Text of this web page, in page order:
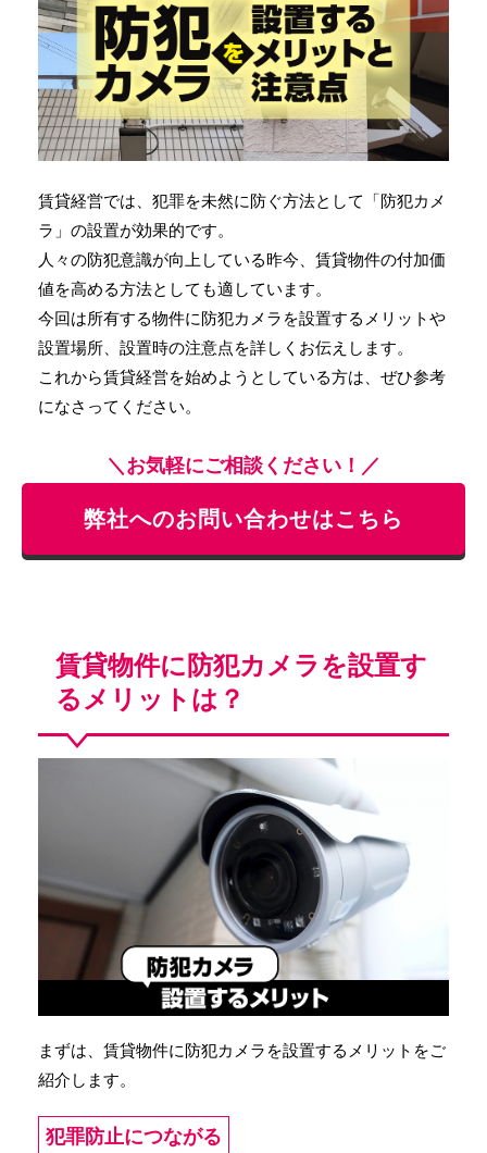
賃貸経営では、犯罪を未然に防ぐ方法として「防犯カメ
ラ」の設置が効果的です。
人々の防犯意識が向上している昨今、賃貸物件の付加価
値を高める方法としても適しています。
今回は所有する物件に防犯カメラを設置するメリットや
設置場所、設置時の注意点を詳しくお伝えします。
これから賃貸経営を始めようとしている方は、ぜひ参考
になさってください。
＼お気軽にご相談ください！／
弊社へのお問い合わせはこちら
賃貸物件に防犯カメラを設置す
るメリットは？
まずは、賃貸物件に防犯カメラを設置するメリットをご
紹介します。
犯罪防止につながる